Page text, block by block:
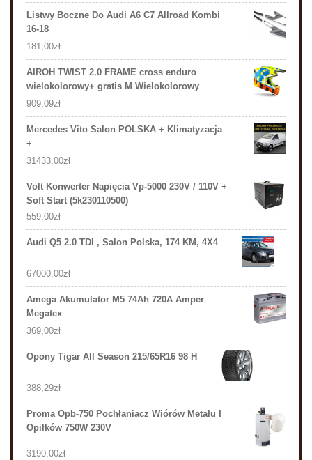
Listwy Boczne Do Audi A6 C7 Allroad Kombi
16-18
181,00zł
AIROH TWIST 2.0 FRAME cross enduro
wielokolorowy+ gratis M Wielokolorowy
909,09zł
Mercedes Vito Salon POLSKA + Klimatyzacja
+
31433,00zł
Volt Konwerter Napięcia Vp-5000 230V / 110V +
Soft Start (5k230110500)
559,00zł
Audi Q5 2.0 TDI , Salon Polska, 174 KM, 4X4
67000,00zł
Amega Akumulator M5 74Ah 720A Amper
Megatex
369,00zł
Opony Tigar All Season 215/65R16 98 H
388,29zł
Proma Opb-750 Pochłaniacz Wiórów Metalu I
Opiłków 750W 230V
3190,00zł